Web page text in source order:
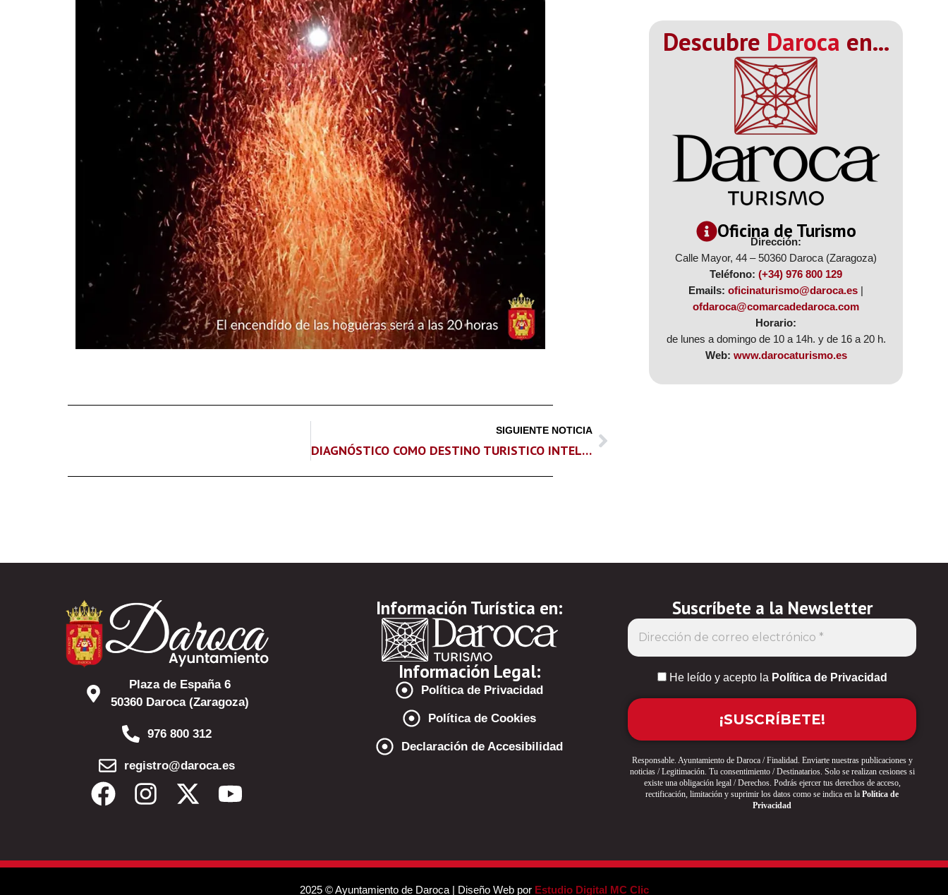
SIGUIENTE NOTICIA
DIAGNÓSTICO COMO DESTINO TURISTICO INTELIGENTE
Descubre Daroca en...
Oficina de Turismo
Dirección:
Calle Mayor, 44 – 50360 Daroca (Zaragoza)
Teléfono: (+34) 976 800 129
Emails: oficinaturismo@daroca.es |
ofdaroca@comarcadedaroca.com
Horario:
de lunes a domingo de 10 a 14h. y de 16 a 20 h.
Web: www.darocaturismo.es
Plaza de España 6
50360 Daroca (Zaragoza)
976 800 312
registro@daroca.es
Información Turística en:
Información Legal:
Política de Privacidad
Política de Cookies
Declaración de Accesibilidad
Suscríbete a la Newsletter
He leído y acepto la Política de Privacidad
Responsable. Ayuntamiento de Daroca / Finalidad. Enviarte nuestras publicaciones y
noticias / Legitimación. Tu consentimiento / Destinatarios. Solo se realizan cesiones si
existe una obligación legal / Derechos. Podrás ejercer tus derechos de acceso,
rectificación, limitación y suprimir los datos como se indica en la Política de
Privacidad
2025 © Ayuntamiento de Daroca | Diseño Web por Estudio Digital MC Clic